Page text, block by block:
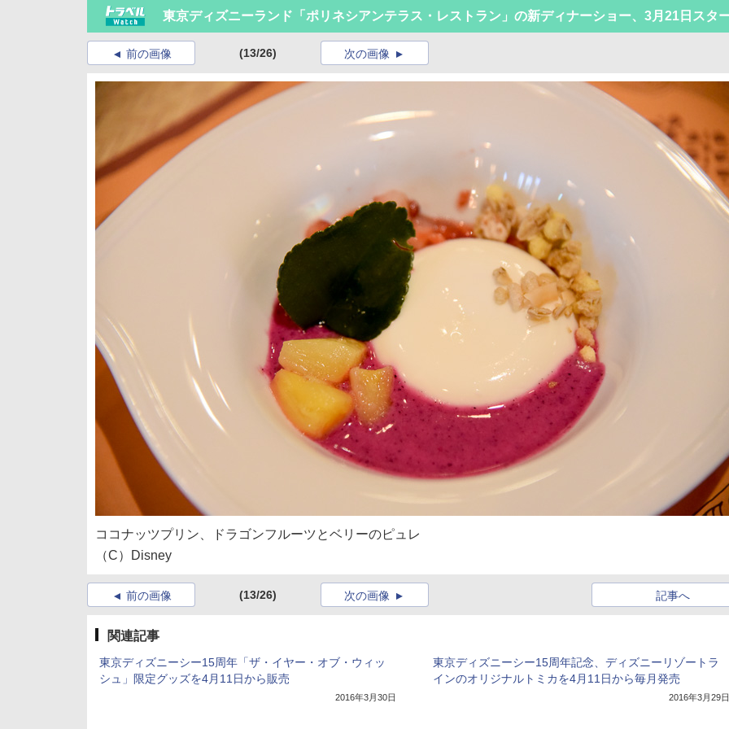
東京ディズニーランド「ポリネシアンテラス・レストラン」の新ディナーショー、3月21日スタ
前の画像 (13/26) 次の画像
ココナッツプリン、ドラゴンフルーツとベリーのピュレ
（C）Disney
前の画像 (13/26) 記事へ
次の画像
関連記事
東京ディズニーシー15周年「ザ・イヤー・オブ・ウィッ
シュ」限定グッズを4月11日から販売
2016年3月30日
東京ディズニーシー15周年記念、ディズニーリゾートラ
インのオリジナルトミカを4月11日から毎月発売
2016年3月29日